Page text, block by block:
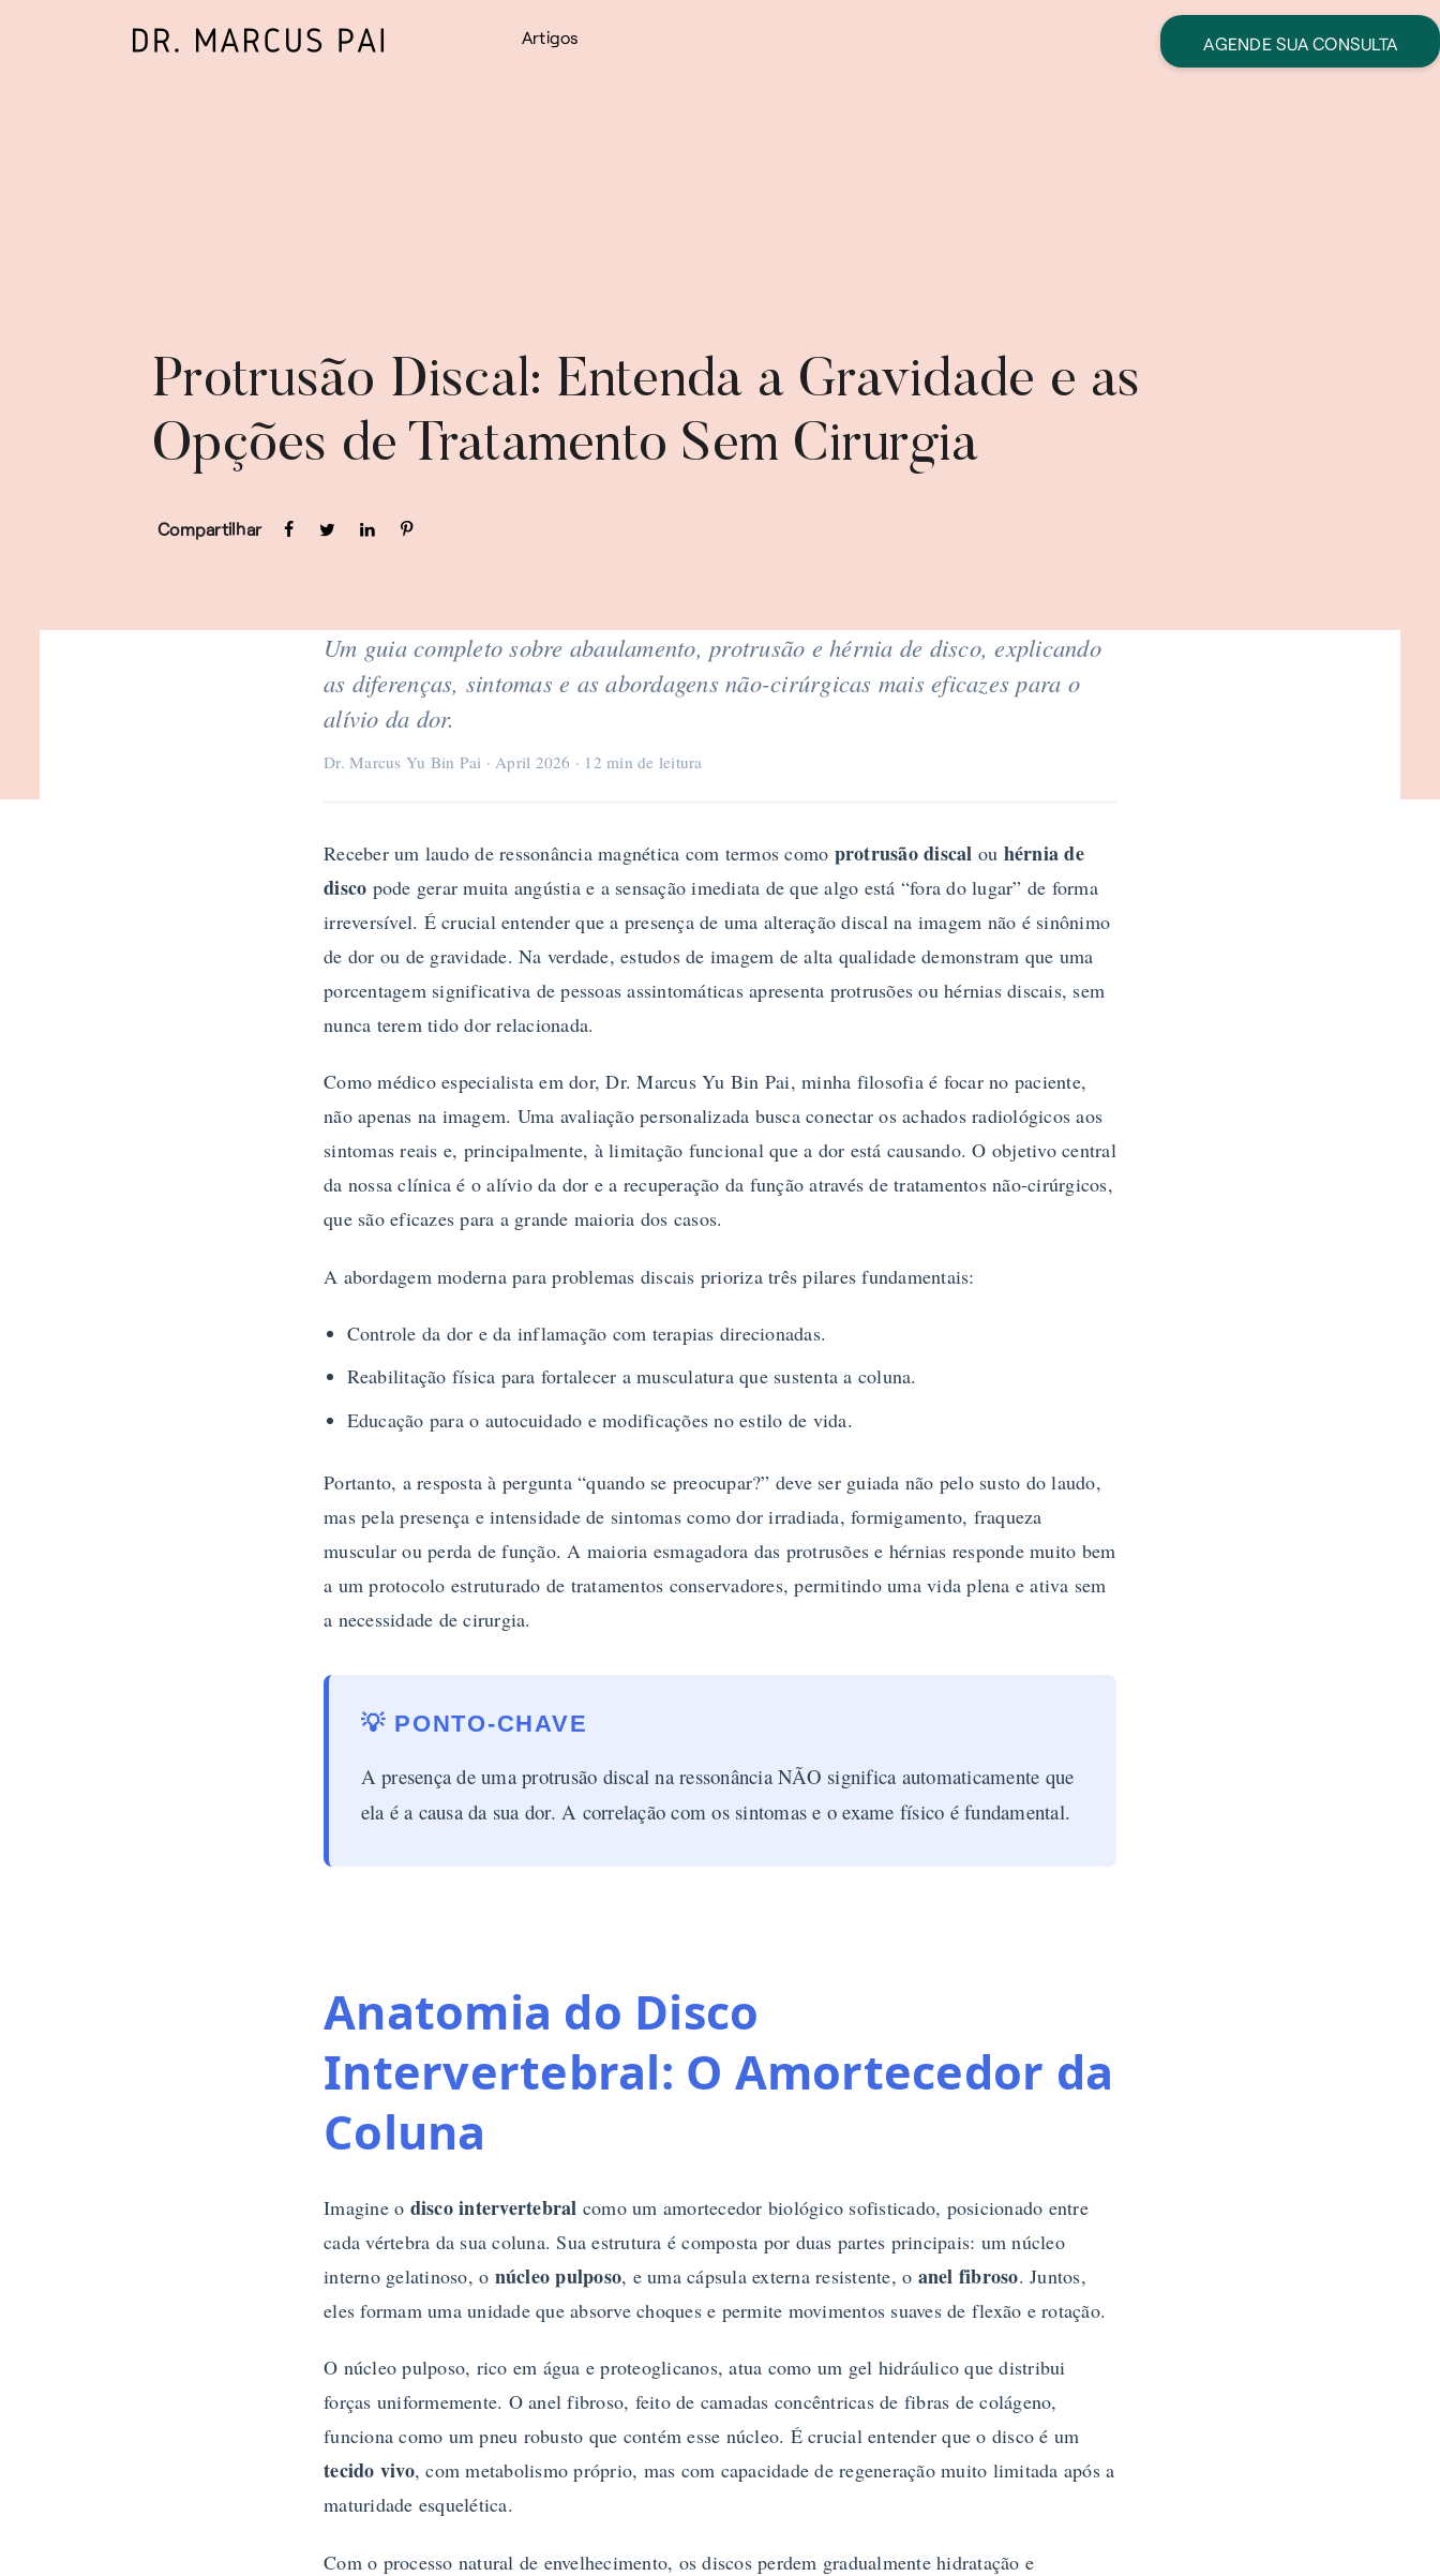
AGENDE SUA CONSULTA
Artigos
Protrusão Discal: Entenda a Gravidade e as
Opções de Tratamento Sem Cirurgia
Compartilhar
Um guia completo sobre abaulamento, protrusão e hérnia de disco, explicando
as diferenças, sintomas e as abordagens não-cirúrgicas mais eficazes para o
alívio da dor.
Dr. Marcus Yu Bin Pai · April 2026 · 12 min de leitura
Receber um laudo de ressonância magnética com termos como protrusão discal ou hérnia de
disco pode gerar muita angústia e a sensação imediata de que algo está “fora do lugar” de forma
irreversível. É crucial entender que a presença de uma alteração discal na imagem não é sinônimo
de dor ou de gravidade. Na verdade, estudos de imagem de alta qualidade demonstram que uma
porcentagem significativa de pessoas assintomáticas apresenta protrusões ou hérnias discais, sem
nunca terem tido dor relacionada.
Como médico especialista em dor, Dr. Marcus Yu Bin Pai, minha filosofia é focar no paciente,
não apenas na imagem. Uma avaliação personalizada busca conectar os achados radiológicos aos
sintomas reais e, principalmente, à limitação funcional que a dor está causando. O objetivo central
da nossa clínica é o alívio da dor e a recuperação da função através de tratamentos não-cirúrgicos,
que são eficazes para a grande maioria dos casos.
A abordagem moderna para problemas discais prioriza três pilares fundamentais:
Controle da dor e da inflamação com terapias direcionadas.
Reabilitação física para fortalecer a musculatura que sustenta a coluna.
Educação para o autocuidado e modificações no estilo de vida.
Portanto, a resposta à pergunta “quando se preocupar?” deve ser guiada não pelo susto do laudo,
mas pela presença e intensidade de sintomas como dor irradiada, formigamento, fraqueza
muscular ou perda de função. A maioria esmagadora das protrusões e hérnias responde muito bem
a um protocolo estruturado de tratamentos conservadores, permitindo uma vida plena e ativa sem
a necessidade de cirurgia.
💡 PONTO-CHAVE
A presença de uma protrusão discal na ressonância NÃO significa automaticamente que
ela é a causa da sua dor. A correlação com os sintomas e o exame físico é fundamental.
Anatomia do Disco
Intervertebral: O Amortecedor da
Coluna
Imagine o disco intervertebral como um amortecedor biológico sofisticado, posicionado entre
cada vértebra da sua coluna. Sua estrutura é composta por duas partes principais: um núcleo
interno gelatinoso, o núcleo pulposo, e uma cápsula externa resistente, o anel fibroso. Juntos,
eles formam uma unidade que absorve choques e permite movimentos suaves de flexão e rotação.
O núcleo pulposo, rico em água e proteoglicanos, atua como um gel hidráulico que distribui
forças uniformemente. O anel fibroso, feito de camadas concêntricas de fibras de colágeno,
funciona como um pneu robusto que contém esse núcleo. É crucial entender que o disco é um
tecido vivo, com metabolismo próprio, mas com capacidade de regeneração muito limitada após a
maturidade esquelética.
Com o processo natural de envelhecimento, os discos perdem gradualmente hidratação e